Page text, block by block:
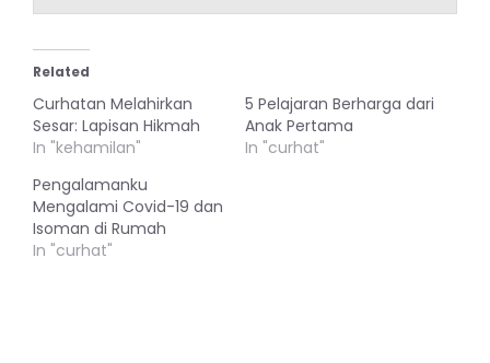
Related
Curhatan Melahirkan
Sesar: Lapisan Hikmah
In "kehamilan"
5 Pelajaran Berharga dari
Anak Pertama
In "curhat"
Pengalamanku
Mengalami Covid-19 dan
Isoman di Rumah
In "curhat"